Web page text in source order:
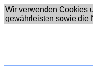
Wir verwenden Cookies
gewährleisten sowie die